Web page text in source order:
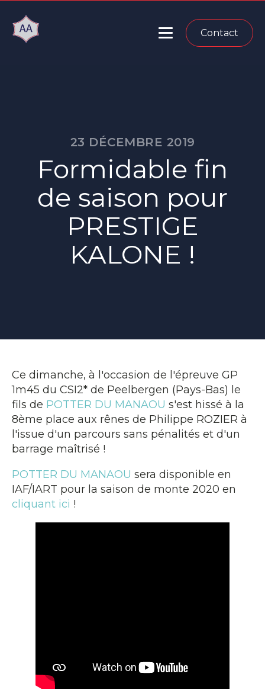
Contact
23 DÉCEMBRE 2019
Formidable fin
de saison pour
PRESTIGE
KALONE !
Ce dimanche, à l'occasion de l'épreuve GP
1m45 du CSI2* de Peelbergen (Pays-Bas) le
fils de POTTER DU MANAOU s'est hissé à la
8ème place aux rênes de Philippe ROZIER à
l'issue d'un parcours sans pénalités et d'un
barrage maîtrisé !
POTTER DU MANAOU sera disponible en
IAF/IART pour la saison de monte 2020 en
cliquant ici !